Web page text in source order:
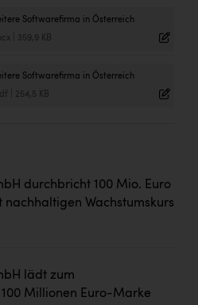
Softwarefirma in Österreich
| 359,9 KB
Softwarefirma in Österreich
254,5 KB
durchbricht 100 Mio. Euro
Wachstumskurs
lädt zum
100 Millionen Euro-Marke